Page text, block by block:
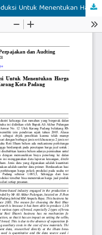
Perhitungan Harga Pokok Produksi Untuk Menentukan Harga Jual Pada Usaha Roti Ilham Ulak Karang Kota Padang